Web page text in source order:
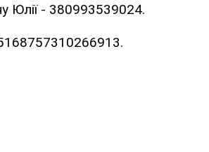
Юлії - 380993539024.